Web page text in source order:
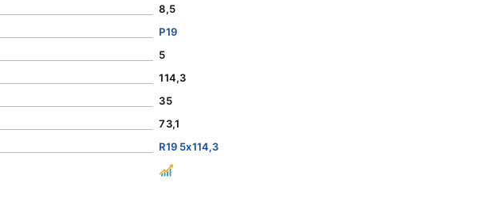
8,5
Р19
5
114,3
35
73,1
R19 5x114,3